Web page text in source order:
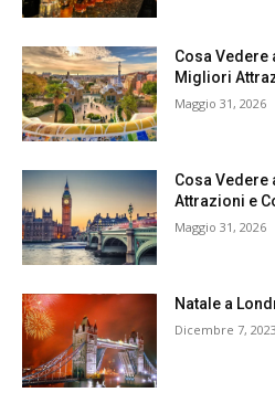
Cosa Vedere
Migliori
Maggio 31, 2026
Cosa
Attrazioni e
Maggio 31, 2026
Natale a
Dicembre 7, 2023